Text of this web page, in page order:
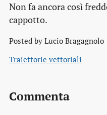
Non fa ancora così
cappotto.
Posted by Lucio Bragagnolo
Traiettorie vettoriali
Commenta